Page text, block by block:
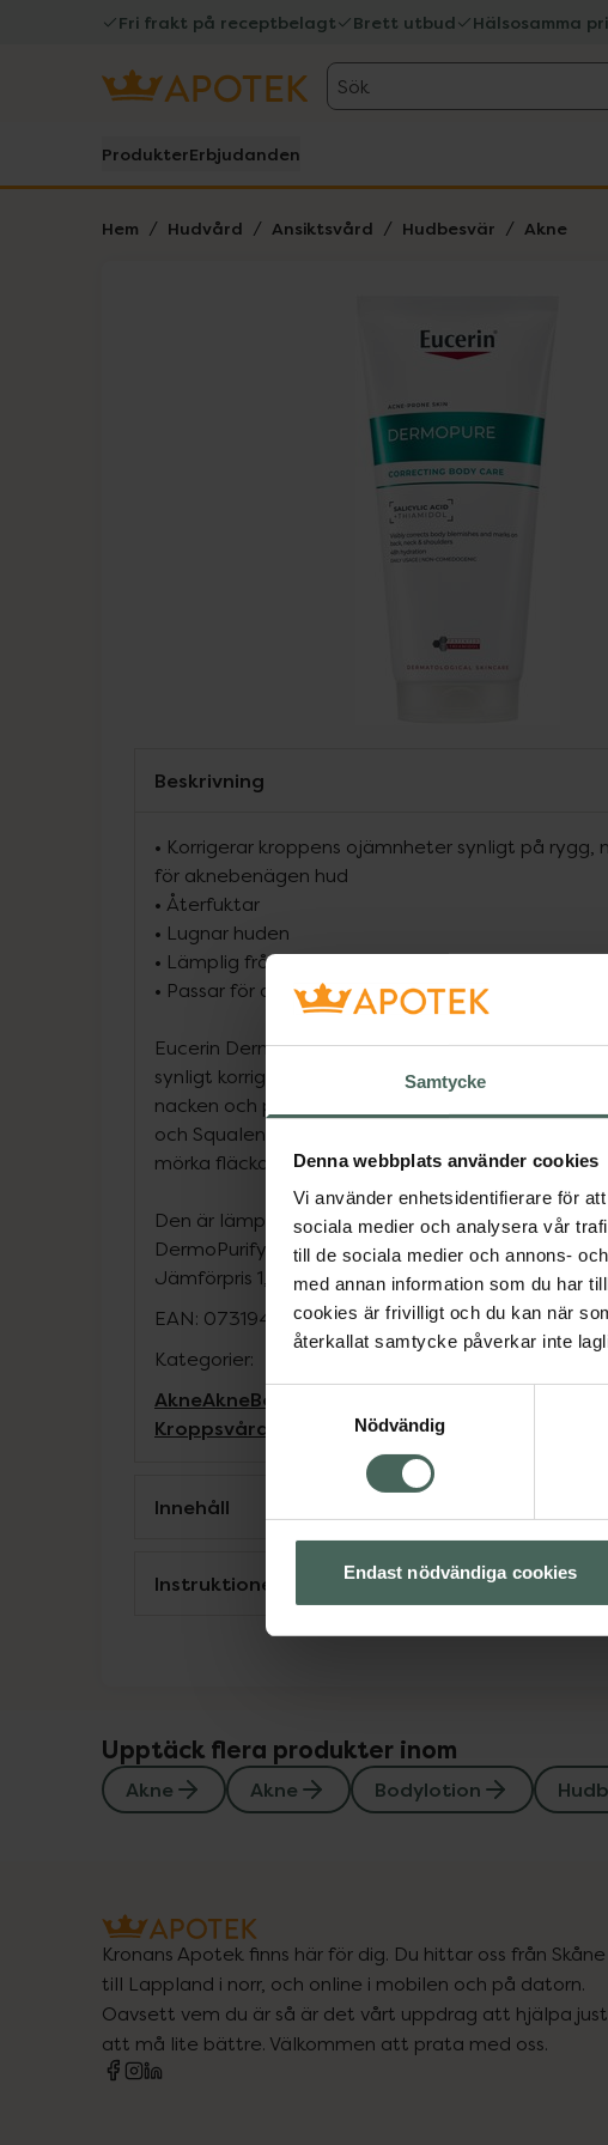
Samtycke
Denna webbplats använder cookies
Vi använder enhetsidentifierare för
sociala medier och analysera vår
till de sociala medier och annons-
med annan information som du har
cookies är frivilligt och du kan när
återkallat samtycke påverkar inte
Samtyckesval
Nödvändig
Endast nödvändiga cookies
Fri frakt på receptbelagt Brett utbud Hälsosamma
Sök
ProdukterErbjudanden
Hem Hudvård Ansiktsvård Hudbesvär Akne
Lista: . Innehåller 1 objekt.
Beskrivning
• Korrigerar kroppens ojämnheter synligt på rygg,
för aknebenägen hud
• Återfuktar
• Lugnar huden
• Lämplig från 12 år och uppåt
• Passar för daglig användning
Eucerin Dermopure Correcting Body Care är en
synligt korrigerar blemmor och hudens ojämnheter
nacken och på axlar. Den innehåller Salicylsyra
och Squalene som tillsammans rengör, korrigerar
mörka fläckar och ojämnheter. Cremen återfuktar
Den är lämplig från 12 år och uppåt och för alla
DermoPurifyer Triple Effect Body Cream 200 ml.
Jämförpris 1,55 kr/ml
EAN: 07319470094383
Kategorier:
AkneAkneBodylotion
Kroppsvård
Innehåll
Instruktioner
Upptäck flera produkter inom
Akne Akne Bodylotion
Kronans Apotek finns här för dig. Du hittar oss från Skåne
till Lappland i norr, och online i mobilen och på datorn.
Oavsett vem du är så är det vårt uppdrag att hjälpa
att må lite bättre. Välkommen att prata med oss.